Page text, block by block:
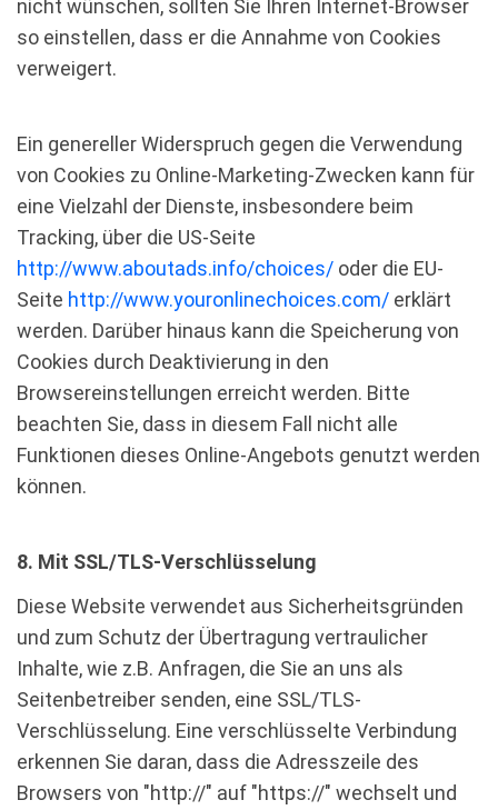
nicht wünschen, sollten Sie Ihren Internet-Browser
so einstellen, dass er die Annahme von Cookies
verweigert.
Ein genereller Widerspruch gegen die Verwendung
von Cookies zu Online-Marketing-Zwecken kann für
eine Vielzahl der Dienste, insbesondere beim
Tracking, über die US-Seite
http://www.aboutads.info/choices/ oder die EU-
Seite http://www.youronlinechoices.com/ erklärt
werden. Darüber hinaus kann die Speicherung von
Cookies durch Deaktivierung in den
Browsereinstellungen erreicht werden. Bitte
beachten Sie, dass in diesem Fall nicht alle
Funktionen dieses Online-Angebots genutzt werden
können.
8. Mit SSL/TLS-Verschlüsselung
Diese Website verwendet aus Sicherheitsgründen
und zum Schutz der Übertragung vertraulicher
Inhalte, wie z.B. Anfragen, die Sie an uns als
Seitenbetreiber senden, eine SSL/TLS-
Verschlüsselung. Eine verschlüsselte Verbindung
erkennen Sie daran, dass die Adresszeile des
Browsers von "http://" auf "https://" wechselt und